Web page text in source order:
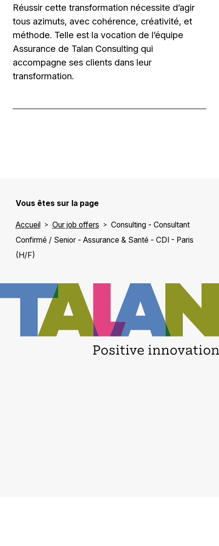
Réussir cette transformation nécessite d’agir
tous azimuts, avec cohérence, créativité, et
méthode. Telle est la vocation de l’équipe
Assurance de Talan Consulting qui
accompagne ses clients dans leur
transformation.
Vous êtes sur la page
Accueil Our job offers
Consulting - Consultant
Confirmé / Senior - Assurance & Santé - CDI - Paris
(H/F)